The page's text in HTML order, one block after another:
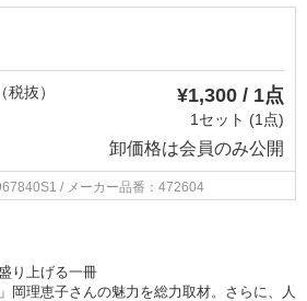
抜） ¥1,300 / 1点
1セット (1点)
卸価格は会員のみ公開
/ メーカー品番：472604
り上げる一冊
岡理恵子さんの魅力を総力取材。さらに、人